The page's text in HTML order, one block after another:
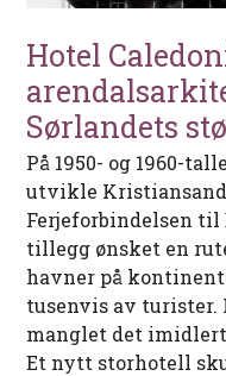
Hotel
Sørlandets
På 1950- og 1960-
utvikle
Ferjeforbindelsen
tillegg ønsket en
havner på
tusenvis av turister.
manglet det
Et nytt storhotell